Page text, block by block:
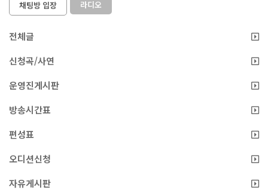
채팅방 입장 라디오
전체글
신청곡/사연
운영진게시판
방송시간표
편성표
오디션신청
자유게시판